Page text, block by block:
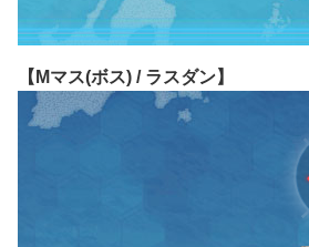
【Mマス(ボス) / ラスダン】